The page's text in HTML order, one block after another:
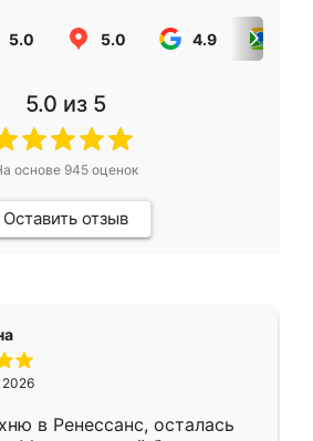
5.0 5.0 4.9
5.0 из 5
основе 945оценок
Оставить отзыв
2026
в Ренессанс, осталась